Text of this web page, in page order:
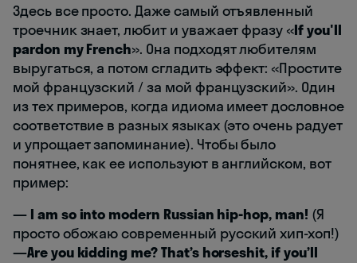
Здесь все просто. Даже самый отъявленный
троечник знает, любит и уважает фразу «If you'll
pardon my French». Она подходят любителям
выругаться, а потом сгладить эффект: «Простите
мой французский / за мой французский». Один
из тех примеров, когда идиома имеет дословное
соответствие в разных языках (это очень радует
и упрощает запоминание). Чтобы было
понятнее, как ее используют в английском, вот
пример:
— I am so into modern Russian hip-hop, man! (Я
просто обожаю современный русский хип-хоп!)
—Are you kidding me? That’s horseshit, if you’ll